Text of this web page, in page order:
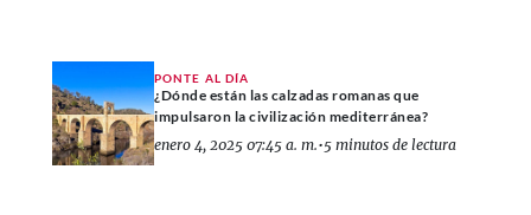
PONTE AL DÍA
¿Dónde están las calzadas romanas que
impulsaron la civilización mediterránea?
enero 4, 2025 07:45 a. m.•5 minutos de lectura